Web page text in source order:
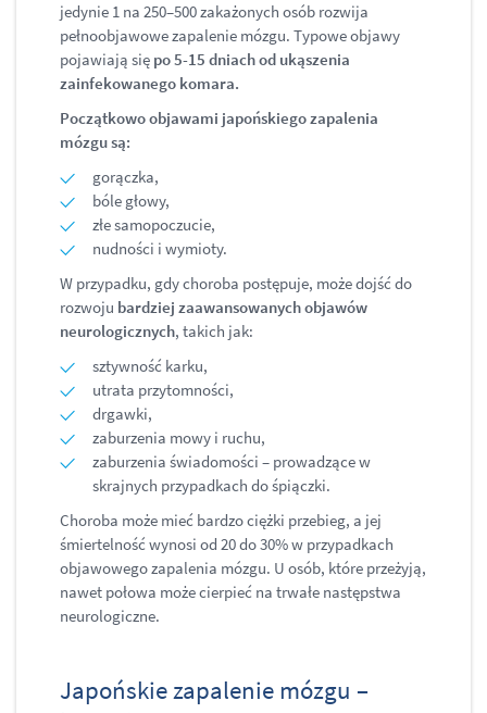
jedynie 1 na 250–500 zakażonych osób rozwija
pełnoobjawowe zapalenie mózgu. Typowe objawy
pojawiają się po 5-15 dniach od ukąszenia
zainfekowanego komara.
Początkowo objawami japońskiego zapalenia
mózgu są:
gorączka,
bóle głowy,
złe samopoczucie,
nudności i wymioty.
W przypadku, gdy choroba postępuje, może dojść do
rozwoju bardziej zaawansowanych objawów
neurologicznych, takich jak:
sztywność karku,
utrata przytomności,
drgawki,
zaburzenia mowy i ruchu,
zaburzenia świadomości – prowadzące w
skrajnych przypadkach do śpiączki.
Choroba może mieć bardzo ciężki przebieg, a jej
śmiertelność wynosi od 20 do 30% w przypadkach
objawowego zapalenia mózgu. U osób, które przeżyją,
nawet połowa może cierpieć na trwałe następstwa
neurologiczne.
Japońskie zapalenie mózgu –